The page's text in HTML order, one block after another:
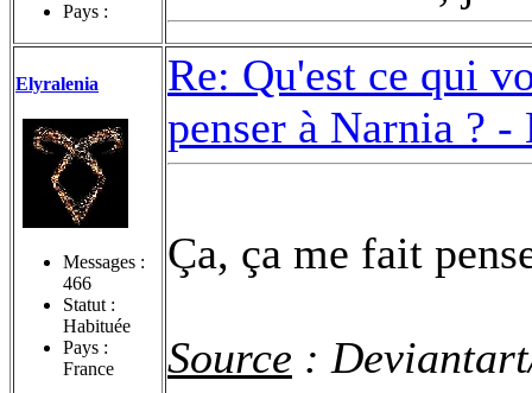
Pays :
Elyralenia
Messages :
466
Statut :
Habituée
Pays :
France
Re: Qu'est ce qui
penser à Narnia ? -
Ça, ça me fait
Source :